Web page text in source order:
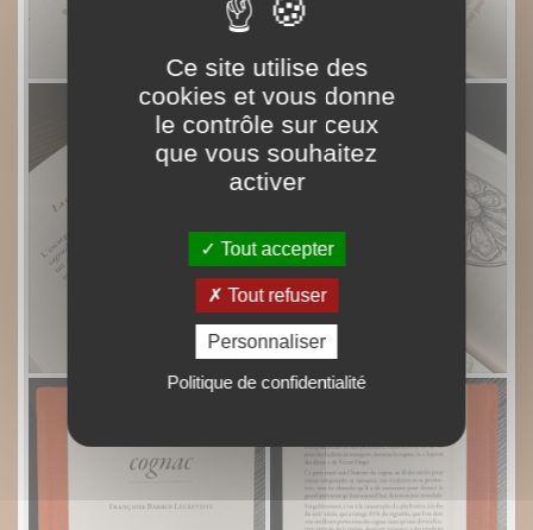
Ce site utilise des
cookies et vous donne
le contrôle sur ceux
que vous souhaitez
activer
Tout accepter
Tout refuser
Personnaliser
Politique de confidentialité